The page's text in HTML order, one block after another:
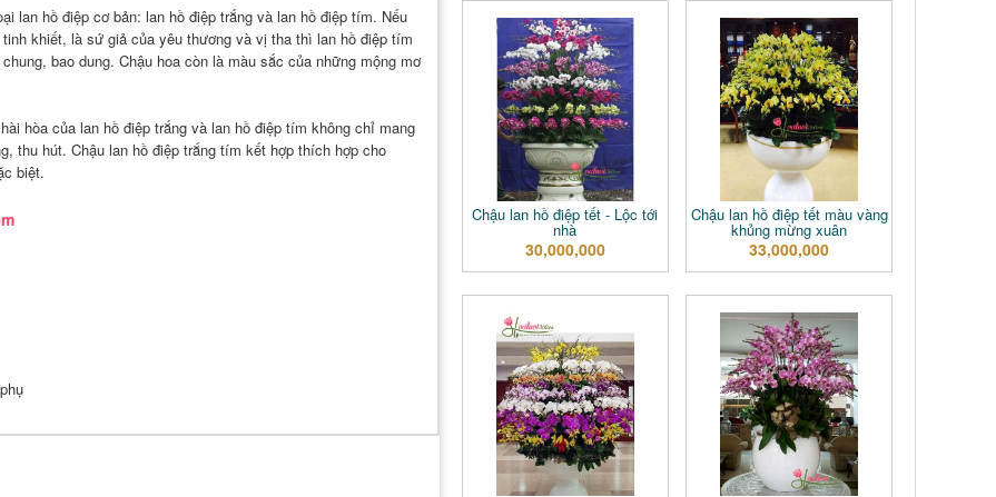
lan hồ điệp cơ bản: lan hồ điệp trắng và lan hồ điệp tím. Nếu
khiết, là sứ giả của yêu thương và vị tha thì lan hồ điệp tím
bao dung. Chậu hoa còn là màu sắc của những mộng mơ
hòa của lan hồ điệp trắng và lan hồ điệp tím không chỉ mang
thu hút. Chậu lan hồ điệp trắng tím kết hợp thích hợp cho
biệt.
Chậu lan hồ điệp tết - Lộc tới
nhà
30,000,000
Chậu lan hồ điệp tết màu vàng
khủng mừng xuân
33,000,000